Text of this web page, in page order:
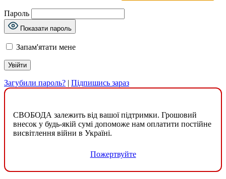
Пароль
Показати пароль
Запам'ятати мене
Загубили пароль? | Підпишись зараз
СВОБОДА залежить від вашої підтримки. Грошовий
внесок у будь-якій сумі допоможе нам оплатити постійне
висвітлення війни в Україні.
Пожертвуйте